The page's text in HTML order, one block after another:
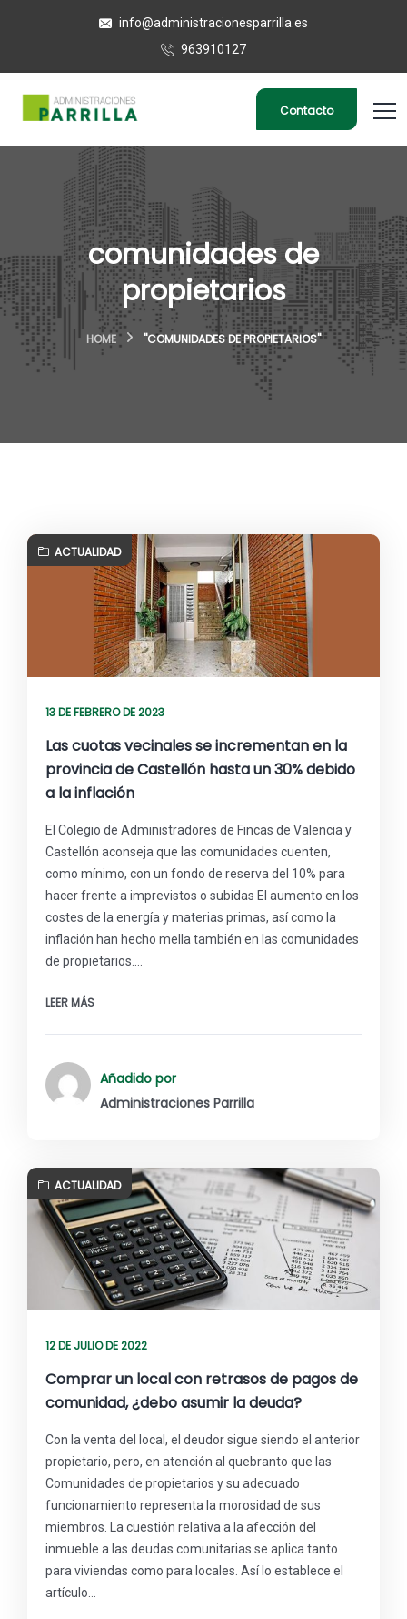
info@administracionesparrilla.es
963910127
Contacto
comunidades de
propietarios
HOME "COMUNIDADES DE PROPIETARIOS"
ACTUALIDAD
13 DE FEBRERO DE 2023
Las cuotas vecinales se incrementan en la
provincia de Castellón hasta un 30% debido
a la inflación
El Colegio de Administradores de Fincas de Valencia y
Castellón aconseja que las comunidades cuenten,
como mínimo, con un fondo de reserva del 10% para
hacer frente a imprevistos o subidas El aumento en los
costes de la energía y materias primas, así como la
inflación han hecho mella también en las comunidades
de propietarios.…
LEER MÁS
Añadido por
Administraciones Parrilla
ACTUALIDAD
12 DE JULIO DE 2022
Comprar un local con retrasos de pagos de
comunidad, ¿debo asumir la deuda?
Con la venta del local, el deudor sigue siendo el anterior
propietario, pero, en atención al quebranto que las
Comunidades de propietarios y su adecuado
funcionamiento representa la morosidad de sus
miembros. La cuestión relativa a la afección del
inmueble a las deudas comunitarias se aplica tanto
para viviendas como para locales. Así lo establece el
artículo…